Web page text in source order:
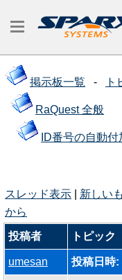
掲示板一覧 - ト
RaQuest 全般
ID番号の自動
スレッド表示
新しい
から
投稿者 トピック
umesan 投稿日時: